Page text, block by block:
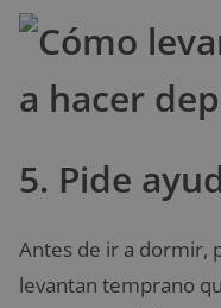
5. Pide
Antes de ir a dormir,
levantan temprano